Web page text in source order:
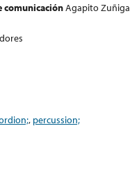
comunicaciónAgapito Zuñiga
, percussion;